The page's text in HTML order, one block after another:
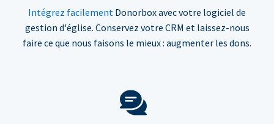
Intégrez facilement Donorbox avec votre logiciel de
gestion d'église. Conservez votre CRM et laissez-nous
faire ce que nous faisons le mieux : augmenter les dons.